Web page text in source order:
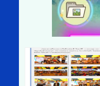
รายงานสรุปผลการดำเนิน
พฤหัสบดี, 06 กรกฏาคม
รายงานสรุปผลการดำเนิน